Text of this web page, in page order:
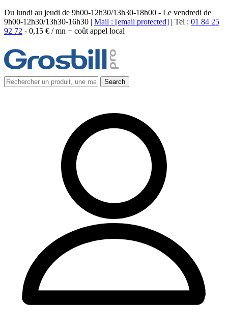
Du lundi au jeudi de 9h00-12h30/13h30-18h00 - Le vendredi de
9h00-12h30/13h30-16h30 | Mail : [email protected] | Tel : 01 84 25
92 72 - 0,15 € / mn + coût appel local